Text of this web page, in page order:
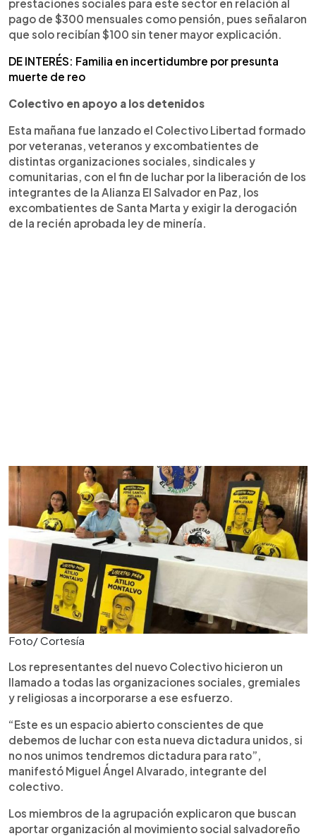
prestaciones sociales para este sector en relación al
pago de $300 mensuales como pensión, pues señalaron
que solo recibían $100 sin tener mayor explicación.
DE INTERÉS: Familia en incertidumbre por presunta
muerte de reo
Colectivo en apoyo a los detenidos
Esta mañana fue lanzado el Colectivo Libertad formado
por veteranas, veteranos y excombatientes de
distintas organizaciones sociales, sindicales y
comunitarias, con el fin de luchar por la liberación de los
integrantes de la Alianza El Salvador en Paz, los
excombatientes de Santa Marta y exigir la derogación
de la recién aprobada ley de minería.
Foto/ Cortesía
Los representantes del nuevo Colectivo hicieron un
llamado a todas las organizaciones sociales, gremiales
y religiosas a incorporarse a ese esfuerzo.
“Este es un espacio abierto conscientes de que
debemos de luchar con esta nueva dictadura unidos, si
no nos unimos tendremos dictadura para rato”,
manifestó Miguel Ángel Alvarado, integrante del
colectivo.
Los miembros de la agrupación explicaron que buscan
aportar organización al movimiento social salvadoreño